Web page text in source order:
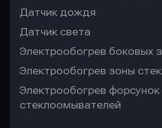
Датчик дождя
Датчик света
Электрообогрев боковых
Электрообогрев зоны
Электрообогрев форсунок
стеклоомывателей